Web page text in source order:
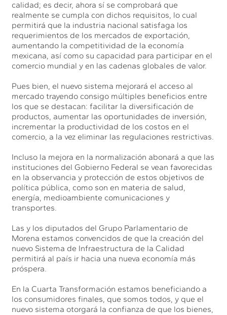
calidad; es decir, ahora sí se comprobará que
realmente se cumpla con dichos requisitos, lo cual
permitirá que la industria nacional satisfaga los
requerimientos de los mercados de exportación,
aumentando la competitividad de la economía
mexicana, así como su capacidad para participar en el
comercio mundial y en las cadenas globales de valor.
Pues bien, el nuevo sistema mejorará el acceso al
mercado trayendo consigo múltiples beneficios entre
los que se destacan: facilitar la diversificación de
productos, aumentar las oportunidades de inversión,
incrementar la productividad de los costos en el
comercio, a la vez eliminar las regulaciones restrictivas.
Incluso la mejora en la normalización abonará a que las
instituciones del Gobierno Federal se vean favorecidas
en la observancia y protección de estos objetivos de
política pública, como son en materia de salud,
energía, medioambiente comunicaciones y
transportes.
Las y los diputados del Grupo Parlamentario de
Morena estamos convencidos de que la creación del
nuevo Sistema de Infraestructura de la Calidad
permitirá al país ir hacia una nueva economía más
próspera.
En la Cuarta Transformación estamos beneficiando a
los consumidores finales, que somos todos, y que el
nuevo sistema otorgará la confianza de que los bienes,